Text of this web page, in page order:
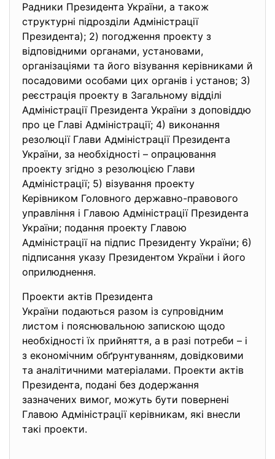
Радники Президента України, а також
структурні підрозділи Адміністрації
Президента); 2) погодження проекту з
відповідними органами, установами,
організаціями та його візування керівниками й
посадовими особами цих органів і установ; 3)
реєстрація проекту в Загальному відділі
Адміністрації Президента України з доповіддю
про це Главі Адміністрації; 4) виконання
резолюції Глави Адміністрації Президента
України, за необхідності – опрацювання
проекту згідно з резолюцією Глави
Адміністрації; 5) візування проекту
Керівником Головного державно-правового
управління і Главою Адміністрації Президента
України; подання проекту Главою
Адміністрації на підпис Президенту України; 6)
підписання указу Президентом України і його
оприлюднення.
Проекти актів Президента
України подаються разом із супровідним
листом і пояснювальною запискою щодо
необхідності їх прийняття, а в разі потреби – і
з економічним обґрунтуванням, довідковими
та аналітичними матеріалами. Проекти актів
Президента, подані без додержання
зазначених вимог, можуть бути повернені
Главою Адміністрації керівникам, які внесли
такі проекти.